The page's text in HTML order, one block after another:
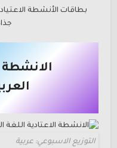
بطاقات الأنشطة
الانشطة
التوزيع الاسبوعي: عربية